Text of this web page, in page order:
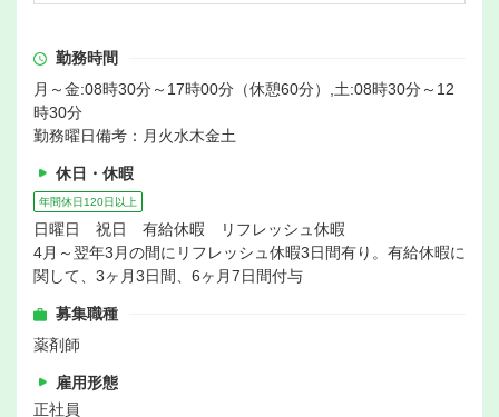
勤務時間
月～金:08時30分～17時00分（休憩60分）,土:08時30分～12
時30分
勤務曜日備考：月火水木金土
休日・休暇
年間休日120日以上
日曜日 祝日 有給休暇 リフレッシュ休暇
4月～翌年3月の間にリフレッシュ休暇3日間有り。有給休暇に
関して、3ヶ月3日間、6ヶ月7日間付与
募集職種
薬剤師
雇用形態
正社員